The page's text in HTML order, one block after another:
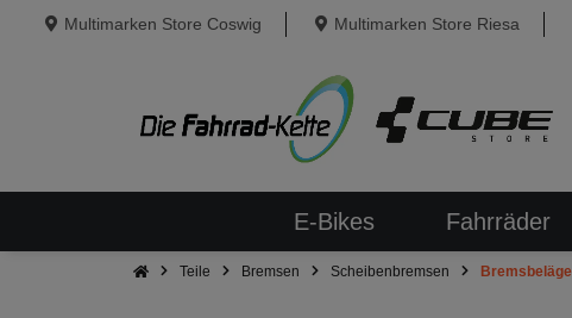
Multimarken Store Coswig Multimarken Store Riesa
E-Bikes Fahrräder
Teile Bremsen Scheibenbremsen Bremsbeläge